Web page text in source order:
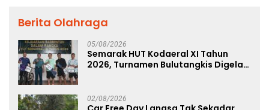
Berita Olahraga
05/08/2026
Semarak HUT Kodaeral XI Tahun
2026, Turnamen Bulutangkis Digelar
02/08/2026